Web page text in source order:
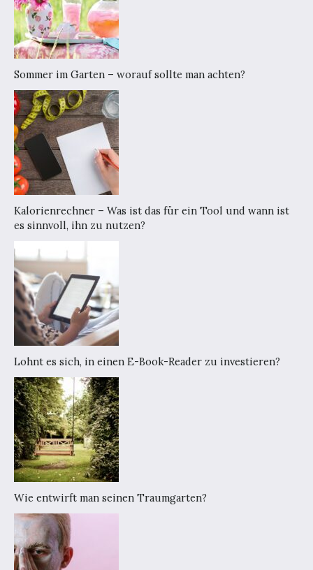
Sommer im Garten – worauf sollte man achten?
Kalorienrechner – Was ist das für ein Tool und wann ist
es sinnvoll, ihn zu nutzen?
Lohnt es sich, in einen E-Book-Reader zu investieren?
Wie entwirft man seinen Traumgarten?